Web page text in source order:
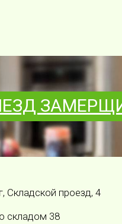
Складской проезд, 4
складом 38